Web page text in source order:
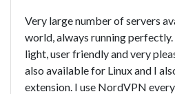
Very large number of servers
world, always running
light, user friendly and very
also available for Linux and I
extension. I use NordVPN